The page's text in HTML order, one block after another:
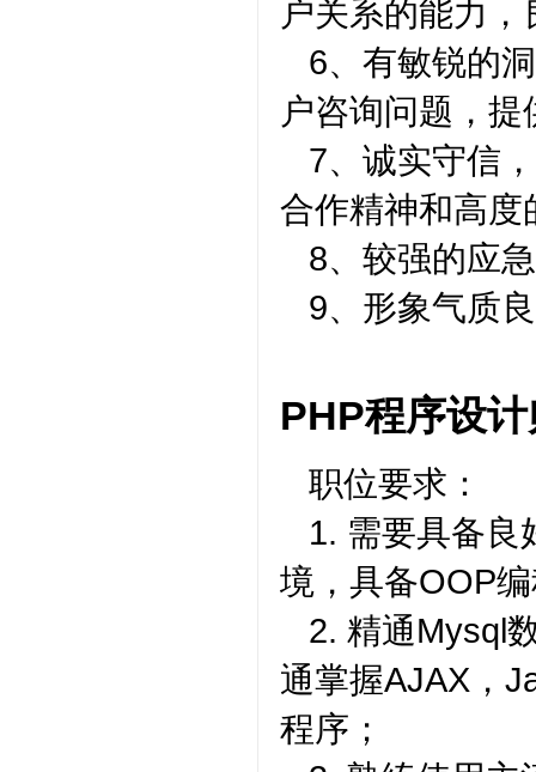
户关系的能力
6、有敏锐的
户咨询问题，
7、诚实守信
合作精神和高度
8、较强的应
9、形象气质
PHP程序设
职位要求：
1. 需要具备良
境，具备OOP
2. 精通Mysql
通掌握AJAX，
程序；